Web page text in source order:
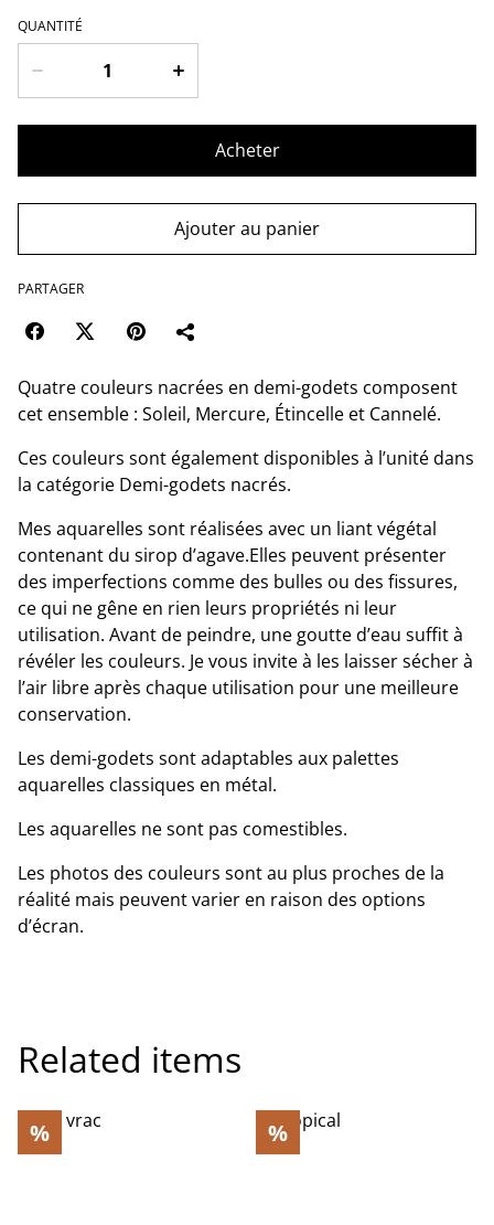
QUANTITÉ
Acheter
Ajouter au panier
PARTAGER
Quatre couleurs nacrées en demi-godets composent
cet ensemble : Soleil, Mercure, Étincelle et Cannelé.
Ces couleurs sont également disponibles à l’unité dans
la catégorie Demi-godets nacrés.
Mes aquarelles sont réalisées avec un liant végétal
contenant du sirop d’agave.Elles peuvent présenter
des imperfections comme des bulles ou des fissures,
ce qui ne gêne en rien leurs propriétés ni leur
utilisation. Avant de peindre, une goutte d’eau suffit à
révéler les couleurs. Je vous invite à les laisser sécher à
l’air libre après chaque utilisation pour une meilleure
conservation.
Les demi-godets sont adaptables aux palettes
aquarelles classiques en métal.
Les aquarelles ne sont pas comestibles.
Les photos des couleurs sont au plus proches de la
réalité mais peuvent varier en raison des options
d’écran.
Related items
% %